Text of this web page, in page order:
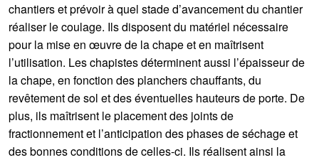
chantiers et prévoir à quel stade d’avancement du chantier
réaliser le coulage. Ils disposent du matériel nécessaire
pour la mise en œuvre de la chape et en maîtrisent
l’utilisation. Les chapistes déterminent aussi l’épaisseur de
la chape, en fonction des planchers chauffants, du
revêtement de sol et des éventuelles hauteurs de porte. De
plus, ils maîtrisent le placement des joints de
fractionnement et l’anticipation des phases de séchage et
des bonnes conditions de celles-ci. Ils réalisent ainsi la